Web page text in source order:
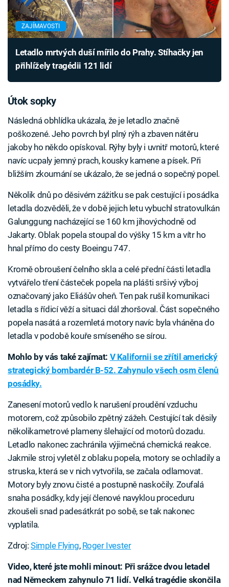
ZAJÍMAVOSTI
Letadlo mrtvých duší mířilo do Prahy. Stíhačky jen
přihlížely tragédii 121 lidí
Útok sopky
Následná obhlídka ukázala, že je letadlo značně
poškozené. Jeho povrch byl plný rýh a zbaven nátěru
jakoby ho někdo opískoval. Rýhy byly i uvnitř motorů, které
navíc ucpaly jemný prach, kousky kamene a písek. Při
bližším zkoumání se ukázalo, že se jedná o sopečný popel.
Několik dnů po děsivém zážitku se pak cestující i posádka
letadla dozvěděli, že v době jejich letu vybuchl stratovulkán
Galunggung nacházející se 160 km jihovýchodně od
Jakarty. Oblak popela stoupal do výšky 15 km a vítr ho
hnal přímo do cesty Boeingu 747.
Kromě obroušení čelního skla a celé přední části letadla
vytvářelo tření částeček popela na plášti sršivý výboj
označovaný jako Eliášův oheň. Ten pak rušil komunikaci
letadla s řídicí věží a situaci dál zhoršoval. Část sopečného
popela nasátá a rozemletá motory navíc byla vháněna do
letadla v podobě kouře smíseného se sírou.
Mohlo by vás také zajímat: V Kalifornii se zřítil americký
strategický bombardér B-52. Zahynulo všech osm členů
posádky.
Zanesení motorů vedlo k narušení proudění vzduchu
motorem, což způsobilo zpětný zážeh. Cestující tak děsily
několikametrové plameny šlehající od motorů dozadu.
Letadlo nakonec zachránila výjimečná chemická reakce.
Jakmile stroj vyletěl z oblaku popela, motory se ochladily a
struska, která se v nich vytvořila, se začala odlamovat.
Motory byly znovu čisté a postupně naskočily. Zoufalá
snaha posádky, kdy její členové navyklou proceduru
zkoušeli snad padesátkrát po sobě, se tak nakonec
vyplatila.
Zdroj:Simple Flying, Roger Ivester
Video, které jste mohli minout: Při srážce dvou letadel
nad Německem zahynulo 71 lidí. Velká tragédie skončila